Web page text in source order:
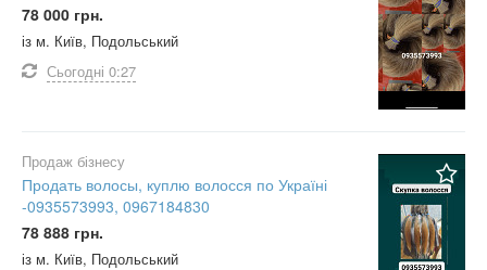
78 000 грн.
із м. Київ, Подольський
Сьогодні 0:27
Продаж бізнесу
Продать волосы, куплю волосся по Україні
-0935573993, 0967184830
78 888 грн.
із м. Київ, Подольський